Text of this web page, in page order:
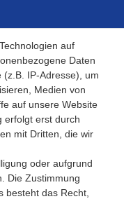
auf
Daten
IP-Adresse), um
Medien von
auf unsere Website
erfolgt erst durch
mit Dritten, die wir
oder aufgrund
Die Zustimmung
besteht das Recht,